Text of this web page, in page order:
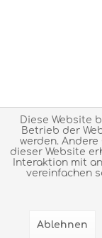
Diese Website
Betrieb der
werden.
dieser Website
Interaktion mit
vereinfachen
Ablehnen